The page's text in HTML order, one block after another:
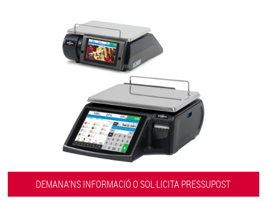
DEMANA’NS INFORMACIÓ O SOL·LICITA PRESSUPOST